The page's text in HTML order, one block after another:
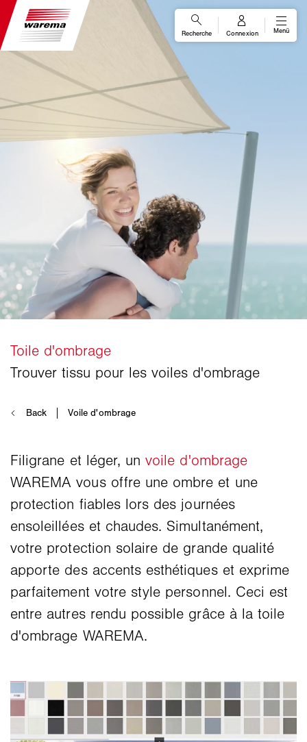
Filigrane et léger, unvoile d'ombrage
WAREMA vous offre une ombre et une
protection fiables lors des journées
ensoleillées et chaudes. Simultanément,
votre protection solaire de grande qualité
apporte des accents esthétiques et exprime
parfaitement votre style personnel. Ceci est
entre autres rendu possible grâce à la toile
d'ombrage WAREMA.